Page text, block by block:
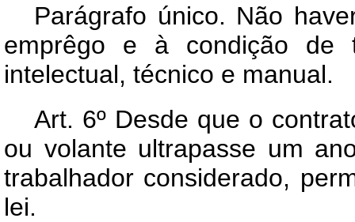
Parágrafo único. Não
emprêgo e à condição de
intelectual, técnico e manual.
Art. 6º Desde que o
ou volante ultrapasse um
trabalhador considerado,
lei.